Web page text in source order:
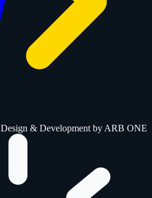
Design & Development by ARB ONE